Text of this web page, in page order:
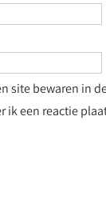
site bewaren in
ik een reactie